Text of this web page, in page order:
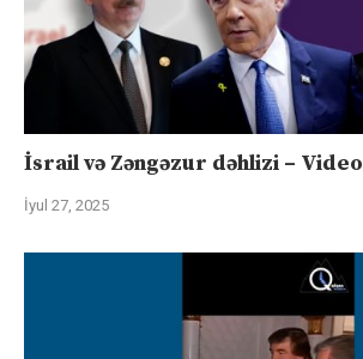
İsrail və Zəngəzur dəhlizi – Video
İyul 27, 2025